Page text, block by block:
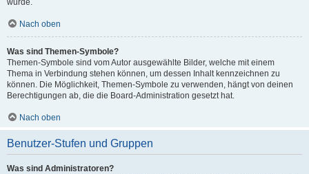
wurde.
Nach oben
Was sind Themen-Symbole?
Themen-Symbole sind vom Autor ausgewählte Bilder, welche mit einem
Thema in Verbindung stehen können, um dessen Inhalt kennzeichnen zu
können. Die Möglichkeit, Themen-Symbole zu verwenden, hängt von deinen
Berechtigungen ab, die die Board-Administration gesetzt hat.
Nach oben
Benutzer-Stufen und Gruppen
Was sind Administratoren?